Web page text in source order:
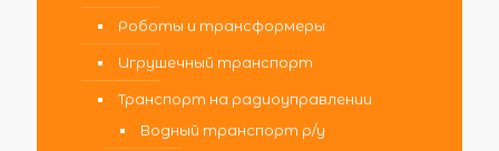
Роботы и трансформеры
Игрушечный транспорт
Транспорт на радиоуправлении
Водный транспорт р/у